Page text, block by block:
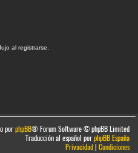
al registrarse.
porphpBB® Forum Software © phpBB Limited
Traducción al español porphpBB España
Privacidad|Condiciones